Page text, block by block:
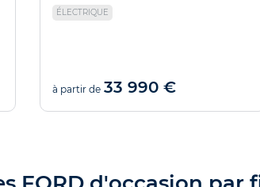
ÉLECTRIQUE
à partir de 33 990 €